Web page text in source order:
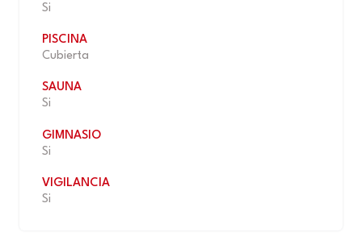
Si
PISCINA
Cubierta
SAUNA
Si
GIMNASIO
Si
VIGILANCIA
Si